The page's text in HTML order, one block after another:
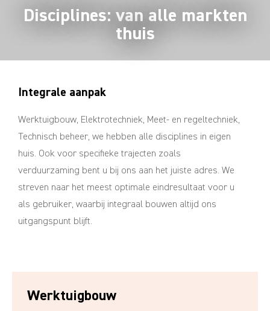
Disciplines: van alle markten
thuis
Integrale aanpak
Werktuigbouw, Elektrotechniek, Meet- en regeltechniek,
Technisch beheer, we hebben alle disciplines in eigen
huis. Ook voor specifieke trajecten zoals
verduurzaming bent u bij ons aan het juiste adres. We
streven naar het meest optimale eindresultaat voor u
als gebruiker, waarbij integraal bouwen altijd ons
uitgangspunt blijft.
Werktuigbouw